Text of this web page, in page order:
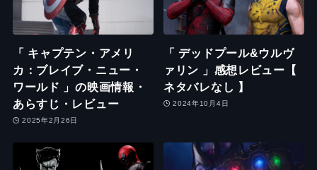
「 キャプテン・アメリ
カ：ブレイブ・ニュー・
ワールド 」の映画情報・
あらすじ・レビュー
2025年2月26日
「 デッドプール&ウルヴ
ァリン 」感想レビュー【
ネタバレなし 】
2024年10月4日